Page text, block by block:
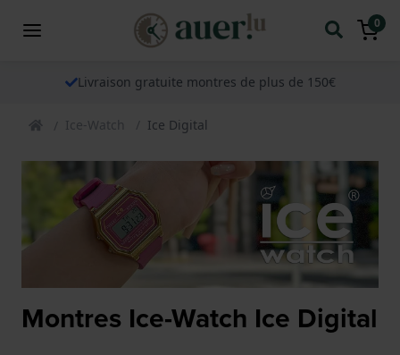
0
Livraison gratuite montres de plus de 150€
Ice-Watch Ice Digital
Montres Ice-Watch Ice Digital